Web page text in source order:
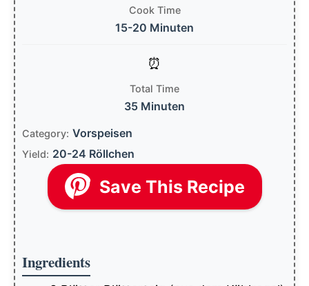
Cook Time
15-20 Minuten
Total Time
35 Minuten
Category: Vorspeisen
Yield: 20-24 Röllchen
Save This Recipe
Ingredients